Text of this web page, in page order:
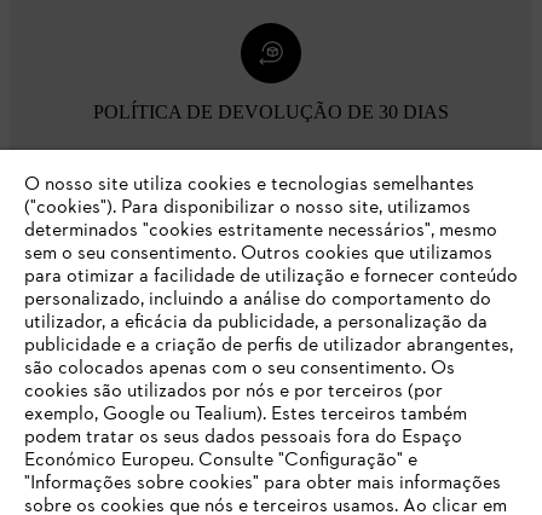
POLÍTICA DE DEVOLUÇÃO DE 30 DIAS
Opções de pagamento
Empresa
FAQs Loja Online
O nosso site utiliza cookies e tecnologias semelhantes
("cookies"). Para disponibilizar o nosso site, utilizamos
determinados "cookies estritamente necessários", mesmo
sem o seu consentimento. Outros cookies que utilizamos
para otimizar a facilidade de utilização e fornecer conteúdo
personalizado, incluindo a análise do comportamento do
utilizador, a eficácia da publicidade, a personalização da
publicidade e a criação de perfis de utilizador abrangentes,
são colocados apenas com o seu consentimento. Os
cookies são utilizados por nós e por terceiros (por
exemplo, Google ou Tealium). Estes terceiros também
podem tratar os seus dados pessoais fora do Espaço
Económico Europeu. Consulte "Configuração" e
"Informações sobre cookies" para obter mais informações
sobre os cookies que nós e terceiros usamos. Ao clicar em